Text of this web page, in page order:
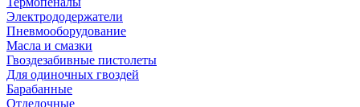
Электрододержатели
Пневмооборудование
Масла и смазки
Гвоздезабивные пистолеты
Для одиночных гвоздей
Барабанные
Отделочные